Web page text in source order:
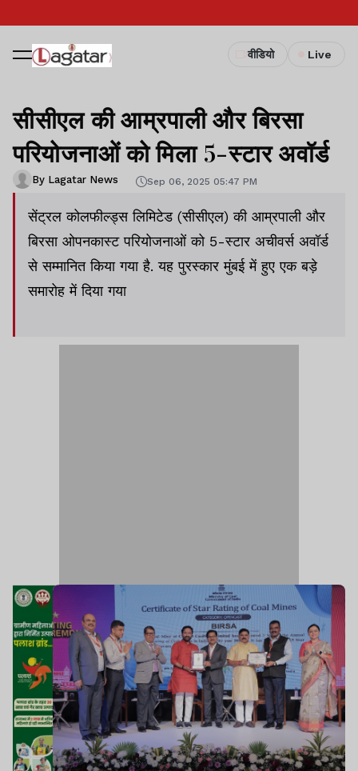
वीडियो Live
सीसीएल की आम्रपाली और बिरसा
परियोजनाओं को मिला 5-स्टार अवॉर्ड
By Lagatar News Sep 06, 2025 05:47 PM
सेंट्रल कोलफील्ड्स लिमिटेड (सीसीएल) की आम्रपाली और
बिरसा ओपनकास्ट परियोजनाओं को 5-स्टार अचीवर्स अवॉर्ड
से सम्मानित किया गया है. यह पुरस्कार मुंबई में हुए एक बड़े
समारोह में दिया गया